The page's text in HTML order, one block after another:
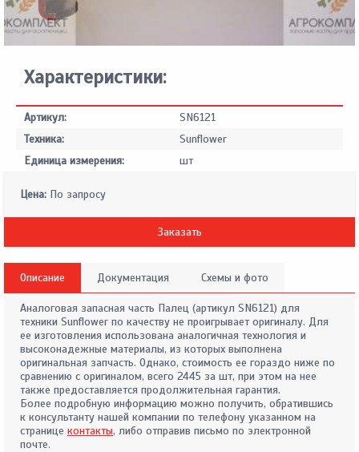
Характеристики:
Артикул:
SN6121
Техника:
Sunflower
Единица измерения:
шт
Цена: По запросу
Заказать
Описание Документация Схемы и фото
Аналоговая запасная часть Палец (артикул SN6121) для
техники Sunflower по качеству не проигрывает оригиналу. Для
ее изготовления использована аналогичная технология и
высоконадежные материалы, из которых выполнена
оригинальная запчасть. Однако, стоимость ее гораздо ниже по
сравнению с оригиналом, всего 2445 за шт, при этом на нее
также предоставляется продолжительная гарантия.
Более подробную информацию можно получить, обратившись
к консультанту нашей компании по телефону указанном на
странице контакты, либо отправив письмо по электронной
почте.